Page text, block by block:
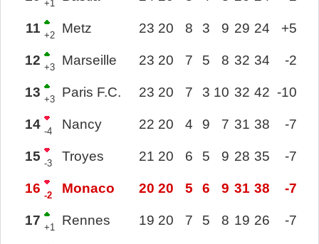
+1
11 +2 Metz 23 20 8 3 9 29 24 +5
12 +3 Marseille 23 20 7 5 8 32 34 -2
13 +3 Paris F.C. 23 20 7 3 10 32 42 -10
14 -4 Nancy 22 20 4 9 7 31 38 -7
15 -3 Troyes 21 20 6 5 9 28 35 -7
16 -2 Monaco 20 20 5 6 9 31 38 -7
17 +1 Rennes 19 20 7 5 8 19 26 -7